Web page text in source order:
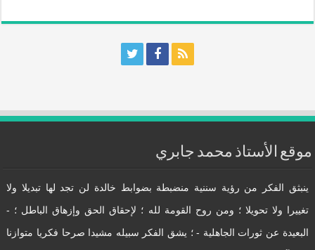
موقع الأستاذ محمد جابري
ينبثق الفكر من رؤية سننية منضبطة بضوابط خالدة لن تجد لها تبديلا ولا
تغييرا ولا تحويلا ؛ ومن روح القومة لله ؛ لإحقاق الحق وإزهاق الباطل ؛ -
البعيدة عن ثورات الجاهلية - ؛ يشق الفكر سبيله مشيدا صرحا فكريا متوازنا